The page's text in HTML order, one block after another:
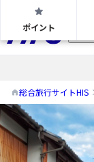
何度訪れても新しい魅
首都
総合旅行サイトHIS
ポイント